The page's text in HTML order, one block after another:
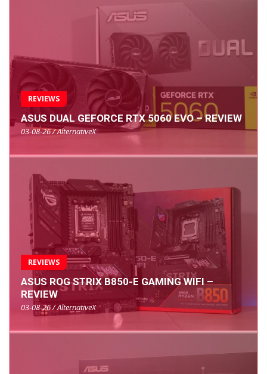
REVIEWS
ASUS DUAL GEFORCE RTX 5060 EVO – REVIEW
03-08-26 / AlternativeX
REVIEWS
ASUS ROG STRIX B850-E GAMING WIFI –
REVIEW
03-08-26 / AlternativeX